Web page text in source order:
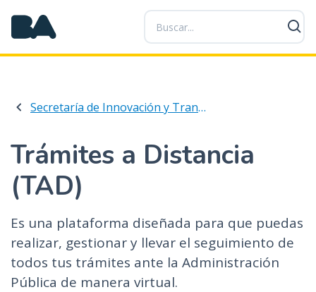
P
a
s
a
l
o
n
i
d
o
p
Secretaría de Innovación y Transformación Digital
Trámites a Distancia
(TAD)
Es una plataforma diseñada para que puedas
realizar, gestionar y llevar el seguimiento de
todos tus trámites ante la Administración
Pública de manera virtual.